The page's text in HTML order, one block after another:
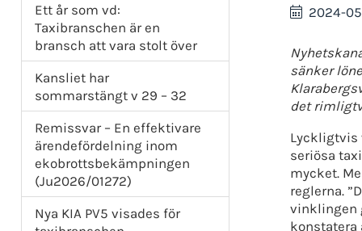
Ett år som vd:
Taxibranschen är en
bransch att vara stolt över
Kansliet har
sommarstängt v 29 – 32
Remissvar – En effektivare
ärendefördelning inom
ekobrottsbekämpningen
(Ju2026/01272)
Nya KIA PV5 visades för
2024-
sänker
det
Lyckligtvis
seriösa
mycket.
reglerna.
vinklingen
konstatera